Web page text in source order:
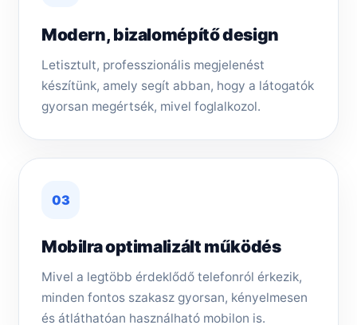
Modern, bizalomépítő design
Letisztult, professzionális megjelenést
készítünk, amely segít abban, hogy a látogatók
gyorsan megértsék, mivel foglalkozol.
03
Mobilra optimalizált működés
Mivel a legtöbb érdeklődő telefonról érkezik,
minden fontos szakasz gyorsan, kényelmesen
és átláthatóan használható mobilon is.